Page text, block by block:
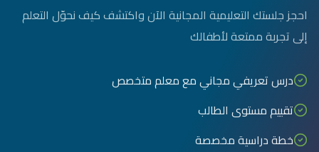
احجز جلستك التعليمية المجانية الآن واكتشف كيف نحوّل التعلم
إلى تجربة ممتعة لأطفالك
درس تعريفي مجاني مع معلم متخصص
تقييم مستوى الطالب
خطة دراسية مخصصة